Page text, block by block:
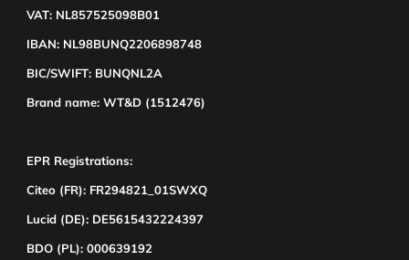
VAT: NL857525098B01
IBAN: NL98BUNQ2206898748
BIC/SWIFT: BUNQNL2A
Brand name: WT&D (1512476)
EPR Registrations:
Citeo (FR): FR294821_01SWXQ
Lucid (DE): DE5615432224397
BDO (PL): 000639192